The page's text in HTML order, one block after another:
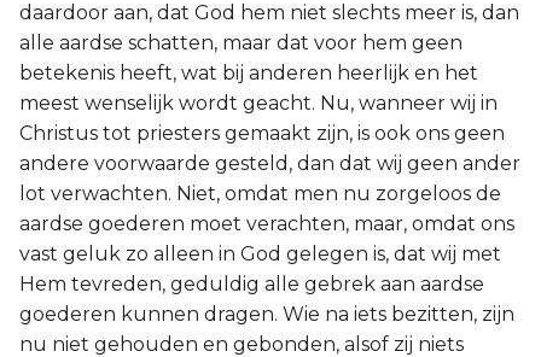
daardoor aan, dat God hem niet slechts meer is, dan
alle aardse schatten, maar dat voor hem geen
betekenis heeft, wat bij anderen heerlijk en het
meest wenselijk wordt geacht. Nu, wanneer wij in
Christus tot priesters gemaakt zijn, is ook ons geen
andere voorwaarde gesteld, dan dat wij geen ander
lot verwachten. Niet, omdat men nu zorgeloos de
aardse goederen moet verachten, maar, omdat ons
vast geluk zo alleen in God gelegen is, dat wij met
Hem tevreden, geduldig alle gebrek aan aardse
goederen kunnen dragen. Wie na iets bezitten, zijn
nu niet gehouden en gebonden, alsof zij niets